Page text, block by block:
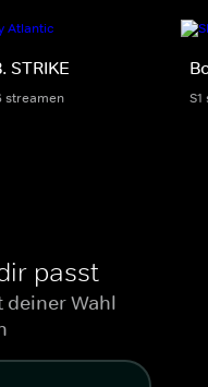
STRIKE
streamen
passt
deiner Wahl